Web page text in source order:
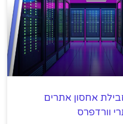
אחסון אתרים
וורדפרס